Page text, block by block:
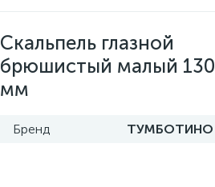
Скальпель глазной
брюшистый малый 130
мм
ТУМБОТИНО